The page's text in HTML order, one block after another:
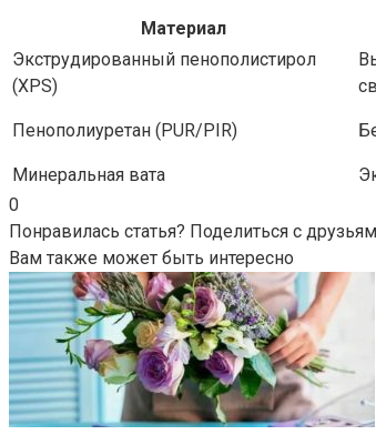
Материал
Экструдированный пенополистирол
(XPS)
Пенополиуретан (PUR/PIR)
Минеральная вата
0
Понравилась статья? Поделиться с
Вам также может быть интересно